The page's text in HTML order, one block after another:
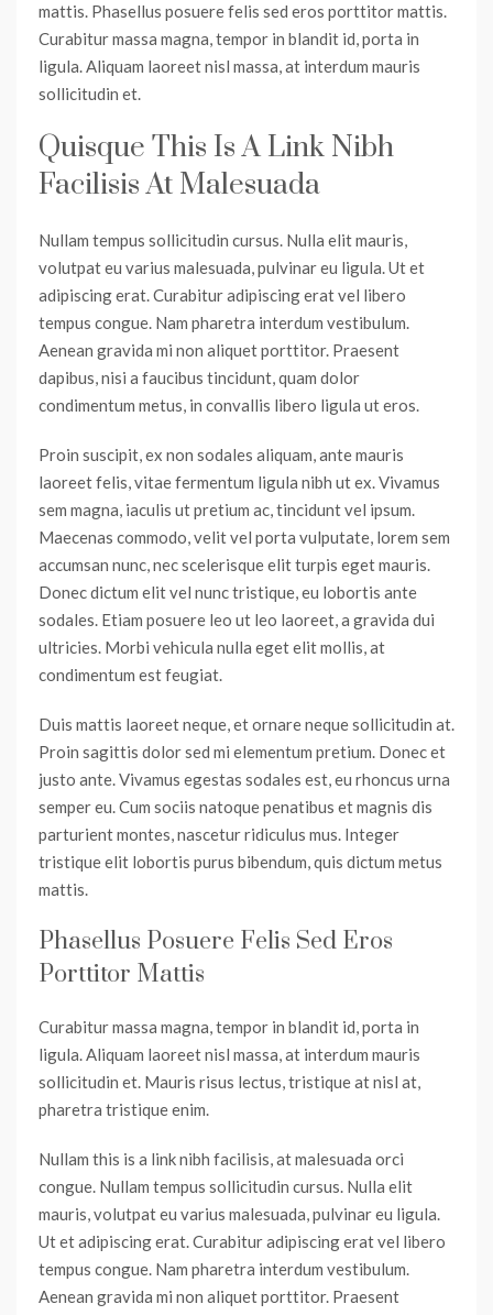
mattis. Phasellus posuere felis sed eros porttitor mattis.
Curabitur massa magna, tempor in blandit id, porta in
ligula. Aliquam laoreet nisl massa, at interdum mauris
sollicitudin et.
Quisque This Is A Link Nibh
Facilisis At Malesuada
Nullam tempus sollicitudin cursus. Nulla elit mauris,
volutpat eu varius malesuada, pulvinar eu ligula. Ut et
adipiscing erat. Curabitur adipiscing erat vel libero
tempus congue. Nam pharetra interdum vestibulum.
Aenean gravida mi non aliquet porttitor. Praesent
dapibus, nisi a faucibus tincidunt, quam dolor
condimentum metus, in convallis libero ligula ut eros.
Proin suscipit, ex non sodales aliquam, ante mauris
laoreet felis, vitae fermentum ligula nibh ut ex. Vivamus
sem magna, iaculis ut pretium ac, tincidunt vel ipsum.
Maecenas commodo, velit vel porta vulputate, lorem sem
accumsan nunc, nec scelerisque elit turpis eget mauris.
Donec dictum elit vel nunc tristique, eu lobortis ante
sodales. Etiam posuere leo ut leo laoreet, a gravida dui
ultricies. Morbi vehicula nulla eget elit mollis, at
condimentum est feugiat.
Duis mattis laoreet neque, et ornare neque sollicitudin at.
Proin sagittis dolor sed mi elementum pretium. Donec et
justo ante. Vivamus egestas sodales est, eu rhoncus urna
semper eu. Cum sociis natoque penatibus et magnis dis
parturient montes, nascetur ridiculus mus. Integer
tristique elit lobortis purus bibendum, quis dictum metus
mattis.
Phasellus Posuere Felis Sed Eros
Porttitor Mattis
Curabitur massa magna, tempor in blandit id, porta in
ligula. Aliquam laoreet nisl massa, at interdum mauris
sollicitudin et. Mauris risus lectus, tristique at nisl at,
pharetra tristique enim.
Nullam this is a link nibh facilisis, at malesuada orci
congue. Nullam tempus sollicitudin cursus. Nulla elit
mauris, volutpat eu varius malesuada, pulvinar eu ligula.
Ut et adipiscing erat. Curabitur adipiscing erat vel libero
tempus congue. Nam pharetra interdum vestibulum.
Aenean gravida mi non aliquet porttitor. Praesent